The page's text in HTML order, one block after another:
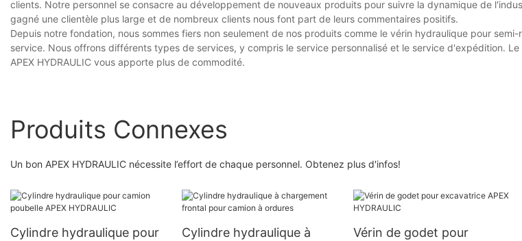
clients. Notre personnel se consacre au développement de nouveaux produits pour suivre la dynamique de
gagné une clientèle plus large et de nombreux clients nous font part de leurs commentaires positifs.
Depuis notre fondation, nous sommes fiers non seulement de nos produits comme le vérin hydraulique pour
service. Nous offrons différents types de services, y compris le service personnalisé et le service d'expédition.
APEX HYDRAULIC vous apporte plus de commodité.
Produits Connexes
Un bon APEX HYDRAULIC nécessite l’effort de chaque personnel. Obtenez plus d'infos!
Cylindre hydraulique pour
Cylindre hydraulique à
Vérin de godet pour